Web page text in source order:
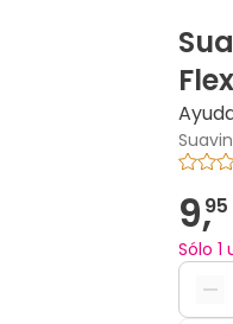
9,
Sólo